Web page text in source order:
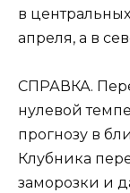
в
апреля, а в
СПРАВКА.
нулевой
прогнозу в
Клубника
заморозки и